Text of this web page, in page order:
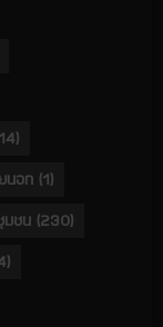
นอก (1)
มชน (230)